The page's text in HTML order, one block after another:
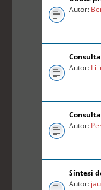
Autor:
Autor:
Consulta
Autor:
Síntesi
Autor: